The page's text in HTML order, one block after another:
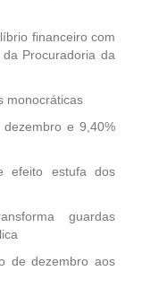
financeiro com
Procuradoria da
monocráticas
e 9,40%
efeito estufa dos
guardas
de dezembro aos